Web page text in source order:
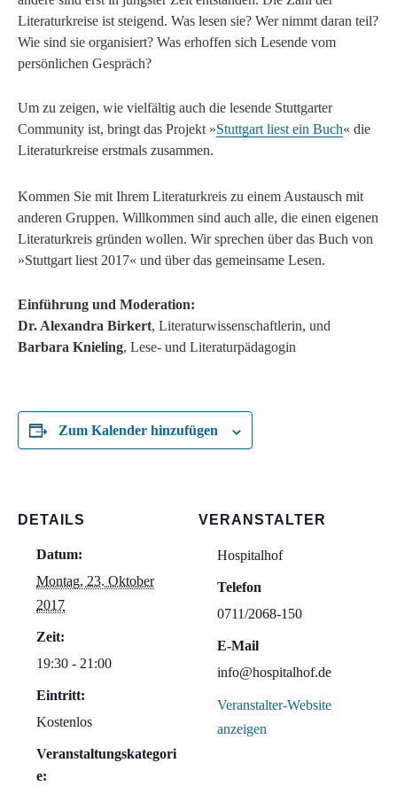
Literaturkreise ist steigend. Was lesen sie? Wer nimmt daran teil?
Wie sind sie organisiert? Was erhoffen sich Lesende vom
persönlichen Gespräch?
Um zu zeigen, wie vielfältig auch die lesende Stuttgarter
Community ist, bringt das Projekt »Stuttgart liest ein Buch« die
Literaturkreise erstmals zusammen.
Kommen Sie mit Ihrem Literaturkreis zu einem Austausch mit
anderen Gruppen. Willkommen sind auch alle, die einen eigenen
Literaturkreis gründen wollen. Wir sprechen über das Buch von
»Stuttgart liest 2017« und über das gemeinsame Lesen.
Einführung und Moderation:
Dr. Alexandra Birkert, Literaturwissenschaftlerin, und
Barbara Knieling, Lese- und Literaturpädagogin
Zum Kalender hinzufügen
DETAILS
Datum:
Montag, 23. Oktober
2017
Zeit:
19:30 - 21:00
Eintritt:
Kostenlos
Veranstaltungskategori
e:
VERANSTALTER
Hospitalhof
Telefon
0711/2068-150
E-Mail
info@hospitalhof.de
Veranstalter-Website
anzeigen